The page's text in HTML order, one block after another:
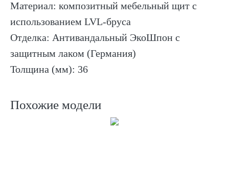
Материал: композитный мебельный щит с
использованием LVL-бруса
Отделка: Антивандальный ЭкоШпон с
защитным лаком (Германия)
Толщина (мм): 36
Похожие модели